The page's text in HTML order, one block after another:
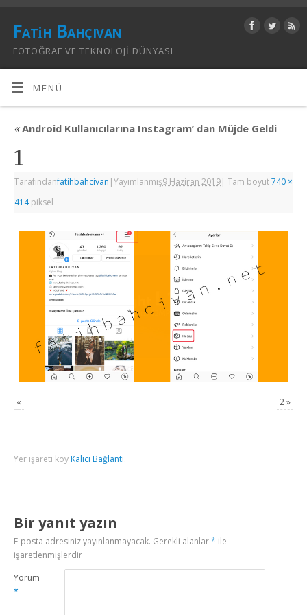
Fatih Bahçıvan
FOTOĞRAF VE TEKNOLOJI DÜNYASI
MENÜ
«Android Kullanıcılarına Instagram’ dan Müjde Geldi
1
Tarafındanfatihbahcivan |Yayımlanmış9 Haziran 2019| Tam boyut740 ×
414piksel
« 2»
Yer işareti koy Kalıcı Bağlantı.
Bir yanıt yazın
E-posta adresiniz yayınlanmayacak. Gerekli alanlar* ile
işaretlenmişlerdir
Yorum
*